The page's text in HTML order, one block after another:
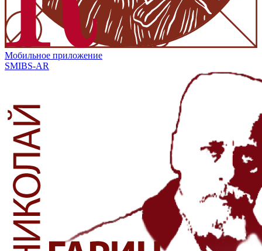
Мобильное приложение
SMIBS-AR